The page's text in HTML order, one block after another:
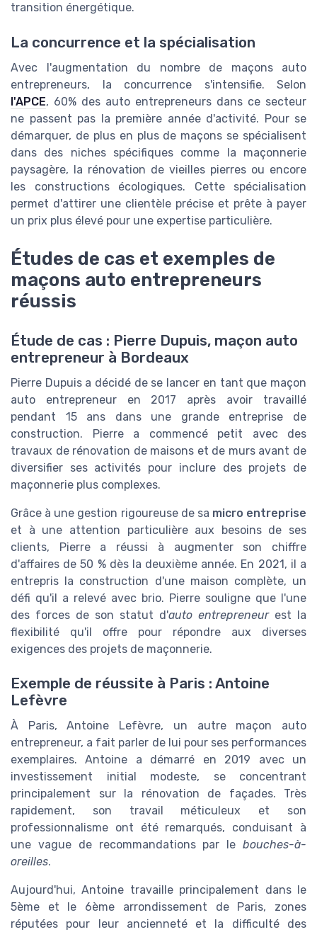
transition énergétique.
La concurrence et la spécialisation
Avec l'augmentation du nombre de maçons auto
entrepreneurs, la concurrence s'intensifie. Selon
l'APCE, 60% des auto entrepreneurs dans ce secteur
ne passent pas la première année d'activité. Pour se
démarquer, de plus en plus de maçons se spécialisent
dans des niches spécifiques comme la maçonnerie
paysagère, la rénovation de vieilles pierres ou encore
les constructions écologiques. Cette spécialisation
permet d'attirer une clientèle précise et prête à payer
un prix plus élevé pour une expertise particulière.
Études de cas et exemples de
maçons auto entrepreneurs
réussis
Étude de cas : Pierre Dupuis, maçon auto
entrepreneur à Bordeaux
Pierre Dupuis a décidé de se lancer en tant que maçon
auto entrepreneur en 2017 après avoir travaillé
pendant 15 ans dans une grande entreprise de
construction. Pierre a commencé petit avec des
travaux de rénovation de maisons et de murs avant de
diversifier ses activités pour inclure des projets de
maçonnerie plus complexes.
Grâce à une gestion rigoureuse de sa micro entreprise
et à une attention particulière aux besoins de ses
clients, Pierre a réussi à augmenter son chiffre
d'affaires de 50 % dès la deuxième année. En 2021, il a
entrepris la construction d'une maison complète, un
défi qu'il a relevé avec brio. Pierre souligne que l'une
des forces de son statut d'auto entrepreneurest la
flexibilité qu'il offre pour répondre aux diverses
exigences des projets de maçonnerie.
Exemple de réussite à Paris : Antoine
Lefèvre
À Paris, Antoine Lefèvre, un autre maçon auto
entrepreneur, a fait parler de lui pour ses performances
exemplaires. Antoine a démarré en 2019 avec un
investissement initial modeste, se concentrant
principalement sur la rénovation de façades. Très
rapidement, son travail méticuleux et son
professionnalisme ont été remarqués, conduisant à
une vague de recommandations par le bouches-à-
oreilles.
Aujourd'hui, Antoine travaille principalement dans le
5ème et le 6ème arrondissement de Paris, zones
réputées pour leur ancienneté et la difficulté des